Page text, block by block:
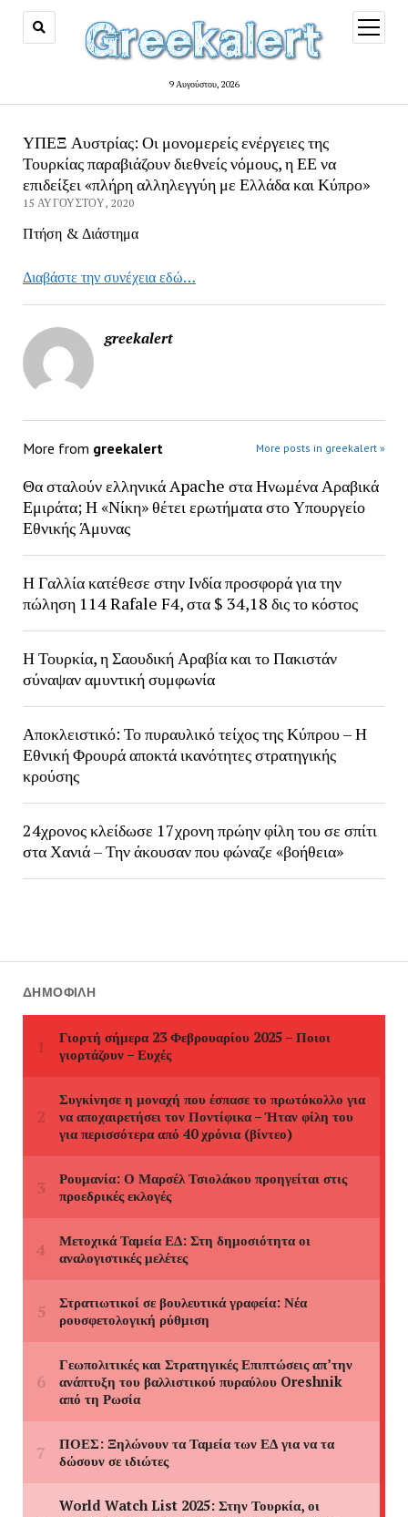
9 Αυγούστου, 2026
open
menu
ΥΠΕΞ Αυστρίας: Οι μονομερείς ενέργειες της
Τουρκίας παραβιάζουν διεθνείς νόμους, η ΕΕ να
επιδείξει «πλήρη αλληλεγγύη με Ελλάδα και Κύπρο»
15 ΑΥΓΟΎΣΤΟΥ, 2020
Πτήση & Διάστημα
Διαβάστε την συνέχεια εδώ…
greekalert
More from greekalert More posts in greekalert »
Θα σταλούν ελληνικά Apache στα Ηνωμένα Αραβικά
Εμιράτα; Η «Νίκη» θέτει ερωτήματα στο Υπουργείο
Εθνικής Άμυνας
Η Γαλλία κατέθεσε στην Ινδία προσφορά για την
πώληση 114 Rafale F4, στα $ 34,18 δις το κόστος
Η Τουρκία, η Σαουδική Αραβία και το Πακιστάν
σύναψαν αμυντική συμφωνία
Αποκλειστικό: Το πυραυλικό τείχος της Κύπρου – Η
Εθνική Φρουρά αποκτά ικανότητες στρατηγικής
κρούσης
24χρονος κλείδωσε 17χρονη πρώην φίλη του σε σπίτι
στα Χανιά – Την άκουσαν που φώναζε «βοήθεια»
ΔΗΜΟΦΙΛΉ